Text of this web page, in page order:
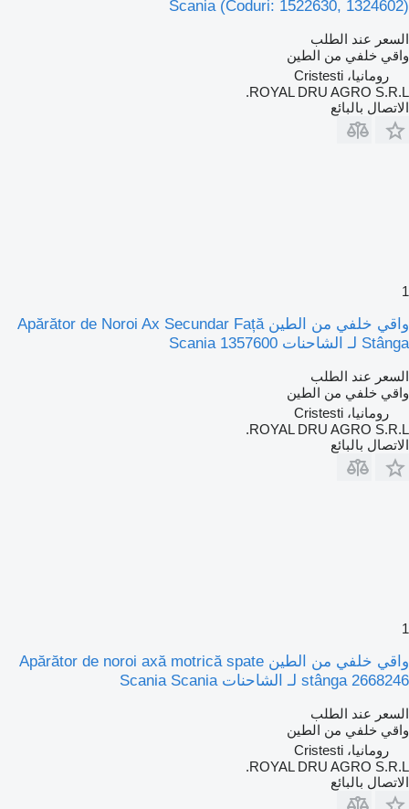
Scania (Coduri: 1522630, 1324602)
السعر عند الطلب
واقي خلفي من الطين
رومانيا، Cristesti
ROYAL DRU AGRO S.R.L.
الاتصال بالبائع
1
واقي خلفي من الطين Apărător de Noroi Ax Secundar Față
Stânga لـ الشاحنات Scania 1357600
السعر عند الطلب
واقي خلفي من الطين
رومانيا، Cristesti
ROYAL DRU AGRO S.R.L.
الاتصال بالبائع
1
واقي خلفي من الطين Apărător de noroi axă motrică spate
stânga 2668246 لـ الشاحنات Scania Scania
السعر عند الطلب
واقي خلفي من الطين
رومانيا، Cristesti
ROYAL DRU AGRO S.R.L.
الاتصال بالبائع